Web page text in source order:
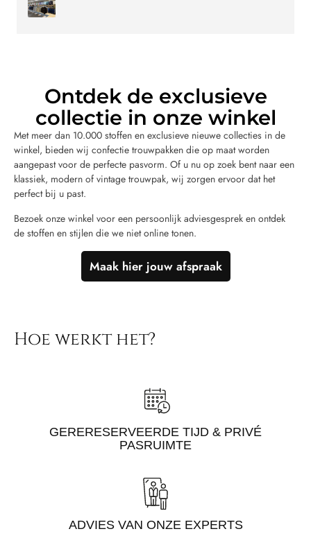
Ontdek de exclusieve
collectie in onze winkel
Met meer dan 10.000 stoffen en exclusieve nieuwe collecties in de
winkel, bieden wij confectie trouwpakken die op maat worden
aangepast voor de perfecte pasvorm. Of u nu op zoek bent naar een
klassiek, modern of vintage trouwpak, wij zorgen ervoor dat het
perfect bij u past.
Bezoek onze winkel voor een persoonlijk adviesgesprek en ontdek
de stoffen en stijlen die we niet online tonen.
Maak hier jouw afspraak
Hoe werkt het?
GERERESERVEERDE TIJD & PRIVÉ
PASRUIMTE
ADVIES VAN ONZE EXPERTS